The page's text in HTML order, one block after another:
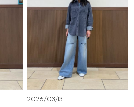
2026/03/13